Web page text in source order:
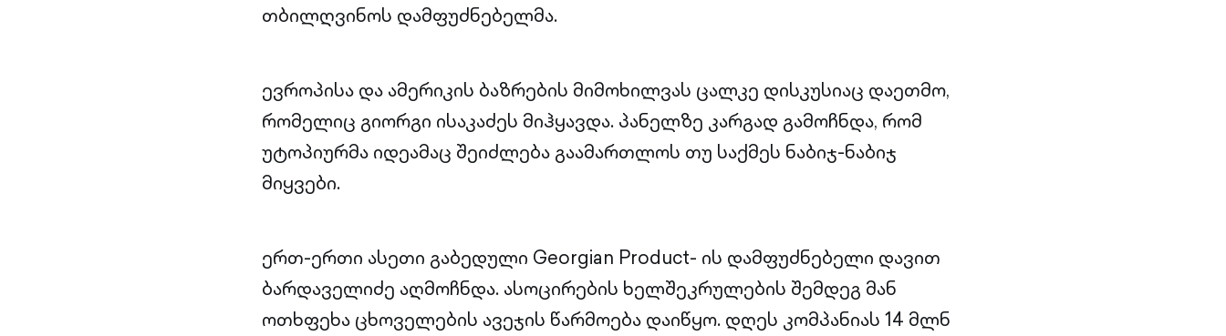
თბილღვინოს დამფუძნებელმა.
ევროპისა და ამერიკის ბაზრების მიმოხილვას ცალკე დისკუსიაც დაეთმო,
რომელიც გიორგი ისაკაძეს მიჰყავდა. პანელზე კარგად გამოჩნდა, რომ
უტოპიურმა იდეამაც შეიძლება გაამართლოს თუ საქმეს ნაბიჯ-ნაბიჯ
მიყვები.
ერთ-ერთი ასეთი გაბედული Georgian Product- ის დამფუძნებელი დავით
ბარდაველიძე აღმოჩნდა. ასოცირების ხელშეკრულების შემდეგ მან
ოთხფეხა ცხოველების ავეჯის წარმოება დაიწყო. დღეს კომპანიას 14 მლნ